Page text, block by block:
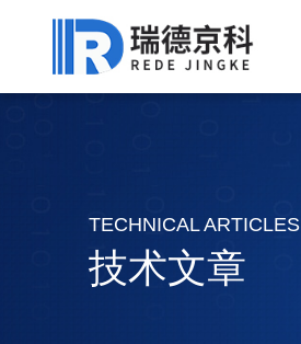
TECHNICAL ARTICLES
技术文章